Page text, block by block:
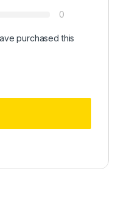
0
purchased this